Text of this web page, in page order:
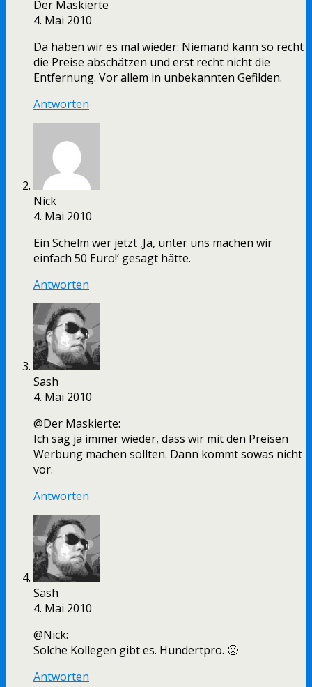
Der Maskierte
4. Mai 2010
Da haben wir es mal wieder: Niemand kann so recht
die Preise abschätzen und erst recht nicht die
Entfernung. Vor allem in unbekannten Gefilden.
Antworten
Nick
4. Mai 2010
Ein Schelm wer jetzt ‚Ja, unter uns machen wir
einfach 50 Euro!‘ gesagt hätte.
Antworten
Sash
4. Mai 2010
@Der Maskierte:
Ich sag ja immer wieder, dass wir mit den Preisen
Werbung machen sollten. Dann kommt sowas nicht
vor.
Antworten
Sash
4. Mai 2010
@Nick:
Solche Kollegen gibt es. Hundertpro. 🙁
Antworten